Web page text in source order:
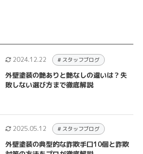
2024.12.22 # スタッフブログ
外壁塗装の艶ありと艶なしの違いは？失
敗しない選び方まで徹底解説
2025.05.12 # スタッフブログ
外壁塗装の典型的な詐欺手口10個と詐欺